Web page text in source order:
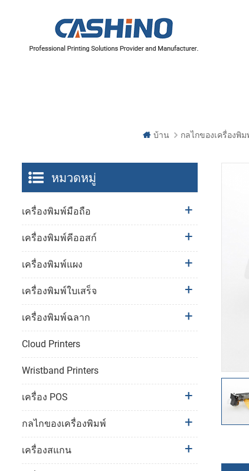
บ้าน กลไกของเครื่องพิม
หมวดหมู่
เครื่องพิมพ์มือถือ
เครื่องพิมพ์คีออสก์
เครื่องพิมพ์แผง
เครื่องพิมพ์ใบเสร็จ
เครื่องพิมพ์ฉลาก
Cloud Printers
Wristband Printers
เครื่อง POS
กลไกของเครื่องพิมพ์
เครื่องสแกน